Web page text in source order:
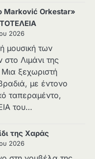
Marković Orkestar»
2026
μουσική των
στο Λιμάνι της
Μια ξεχωριστή
με έντονο
ταπεραμέντο,
του…
της Χαράς
2026